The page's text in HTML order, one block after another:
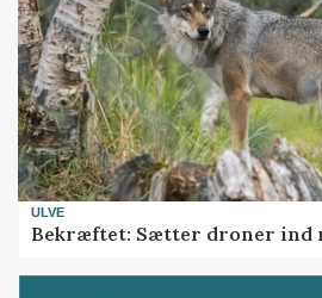
ULVE
Bekræftet: Sætter droner ind